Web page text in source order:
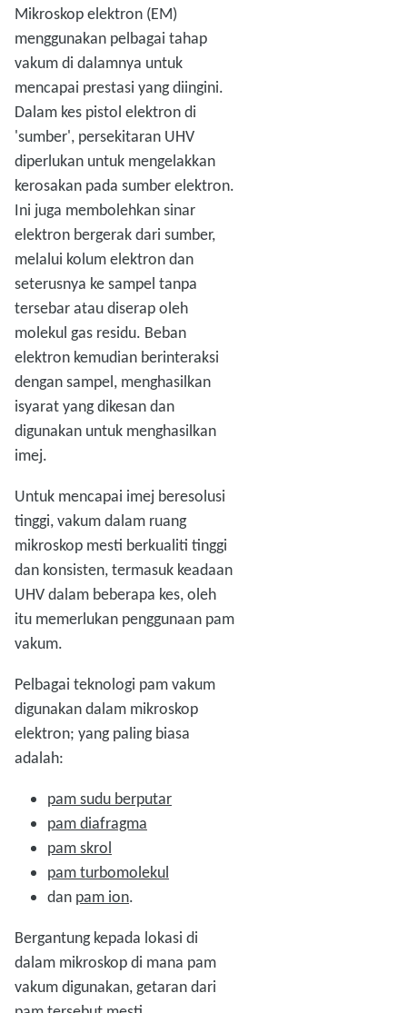
Mikroskop elektron (EM)
menggunakan pelbagai tahap
vakum di dalamnya untuk
mencapai prestasi yang diingini.
Dalam kes pistol elektron di
'sumber', persekitaran UHV
diperlukan untuk mengelakkan
kerosakan pada sumber elektron.
Ini juga membolehkan sinar
elektron bergerak dari sumber,
melalui kolum elektron dan
seterusnya ke sampel tanpa
tersebar atau diserap oleh
molekul gas residu. Beban
elektron kemudian berinteraksi
dengan sampel, menghasilkan
isyarat yang dikesan dan
digunakan untuk menghasilkan
imej.
Untuk mencapai imej beresolusi
tinggi, vakum dalam ruang
mikroskop mesti berkualiti tinggi
dan konsisten, termasuk keadaan
UHV dalam beberapa kes, oleh
itu memerlukan penggunaan pam
vakum.
Pelbagai teknologi pam vakum
digunakan dalam mikroskop
elektron; yang paling biasa
adalah:
pam sudu berputar
pam diafragma
pam skrol
pam turbomolekul
dan pam ion.
Bergantung kepada lokasi di
dalam mikroskop di mana pam
vakum digunakan, getaran dari